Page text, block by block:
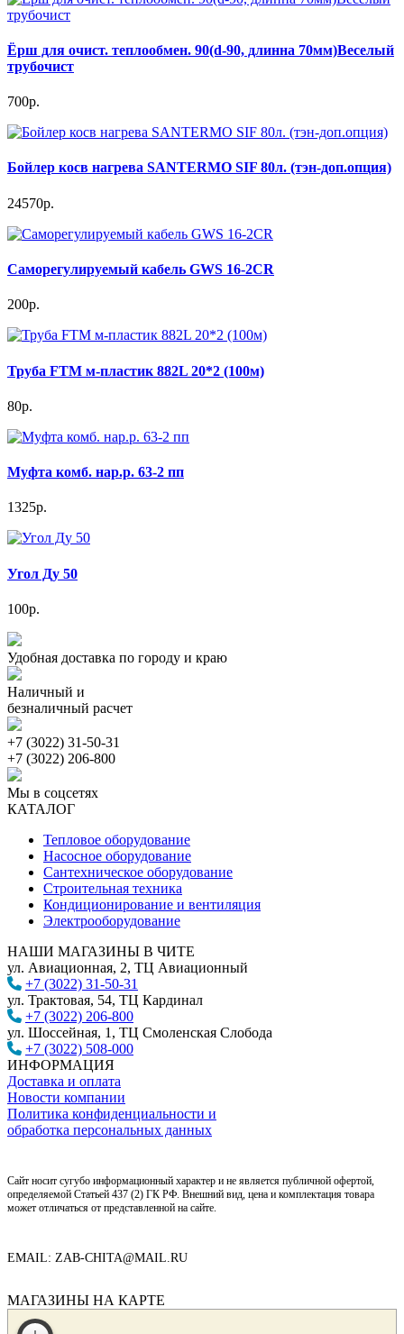
Ёрш для очист. теплообмен. 90(d-90, длинна 70мм)Веселый
трубочист
700р.
Бойлер косв нагрева SANTERMO SIF 80л. (тэн-доп.опция)
24570р.
Саморегулируемый кабель GWS 16-2CR
200р.
Труба FTM м-пластик 882L 20*2 (100м)
80р.
Муфта комб. нар.р. 63-2 пп
1325р.
Угол Ду 50
100р.
Удобная доставка по городу и краю
Наличный и
безналичный расчет
+7 (3022) 31-50-31
+7 (3022) 206-800
Мы в соцсетях
КАТАЛОГ
Тепловое оборудование
Насосное оборудование
Сантехническое оборудование
Строительная техника
Кондиционирование и вентиляция
Электрооборудование
НАШИ МАГАЗИНЫ В ЧИТЕ
ул. Авиационная, 2, ТЦ Авиационный
+7 (3022) 31-50-31
ул. Трактовая, 54, ТЦ Кардинал
+7 (3022) 206-800
ул. Шоссейная, 1, ТЦ Смоленская Слобода
+7 (3022) 508-000
ИНФОРМАЦИЯ
Доставка и оплата
Новости компании
Политика конфиденциальности и
обработка персональных данных
Сайт носит сугубо информационный характер и не является публичной офертой,
определяемой Статьей 437 (2) ГК РФ. Внешний вид, цена и комплектация товара
может отличаться от представленной на сайте.
EMAIL: ZAB-CHITA@MAIL.RU
МАГАЗИНЫ НА КАРТЕ